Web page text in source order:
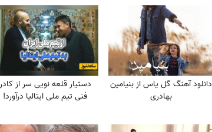
دانلود آهنگ گل یاس از بنیامین
بهادری
دستیار قلعه نویی سر از کادر
فنی تیم ملی ایتالیا درآورد!